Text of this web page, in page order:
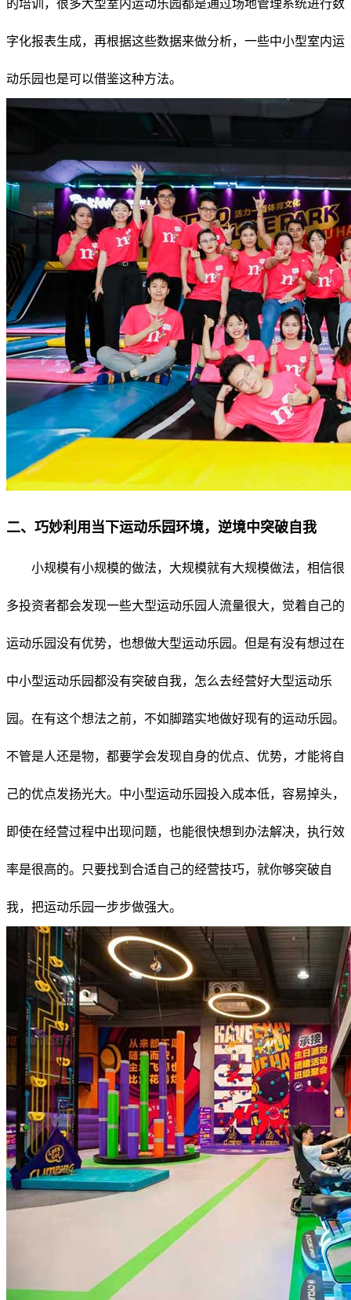
的培训，很多大型室内运动乐园都是通过场地管理系统进行数
字化报表生成，再根据这些数据来做分析，一些中小型室内运
动乐园也是可以借鉴这种方法。
二、巧妙利用当下运动乐园环境，逆境中突破自我
小规模有小规模的做法，大规模就有大规模做法，相信很
多投资者都会发现一些大型运动乐园人流量很大，觉着自己的
运动乐园没有优势，也想做大型运动乐园。但是有没有想过在
中小型运动乐园都没有突破自我，怎么去经营好大型运动乐
园。在有这个想法之前，不如脚踏实地做好现有的运动乐园。
不管是人还是物，都要学会发现自身的优点、优势，才能将自
己的优点发扬光大。中小型运动乐园投入成本低，容易掉头，
即使在经营过程中出现问题，也能很快想到办法解决，执行效
率是很高的。只要找到合适自己的经营技巧，就你够突破自
我，把运动乐园一步步做强大。